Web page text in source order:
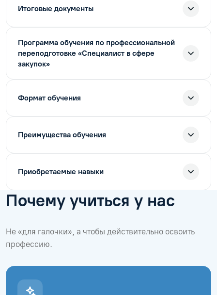
Итоговые документы
Программа обучения по профессиональной
переподготовке «Специалист в сфере
закупок»
Формат обучения
Преимущества обучения
Приобретаемые навыки
Почему учиться у нас
Не «для галочки», а чтобы действительно освоить
профессию.